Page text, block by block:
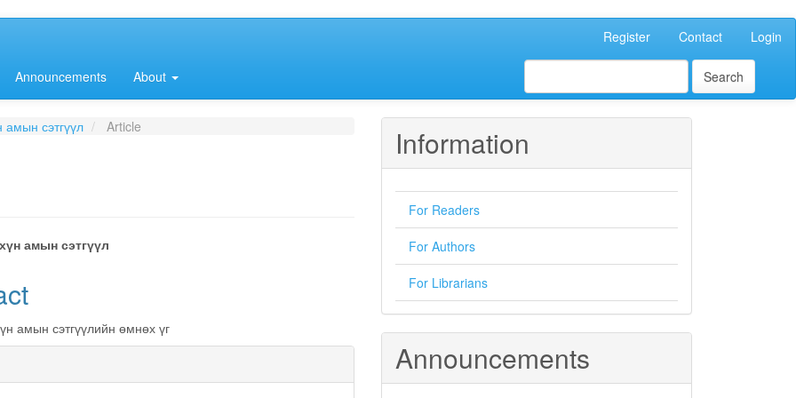
Register Contact Login
Announcements About Search
сэтгүүл Article
амын сэтгүүл
амын сэтгүүлийн өмнөх үг
Information
For Readers
For Authors
For Librarians
Announcements